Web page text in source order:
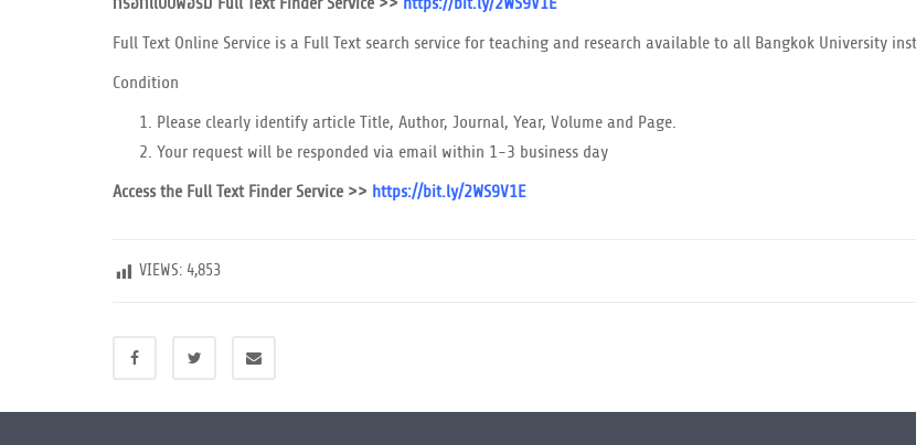
Full Text Online Service is a Full Text search service for teaching and research available to all Bangkok University
Condition
Please clearly identify article Title, Author, Journal, Year, Volume and Page.
Your request will be responded via email within 1-3 business day
Access the Full Text Finder Service >> https://bit.ly/2WS9V1E
VIEWS: 4,853